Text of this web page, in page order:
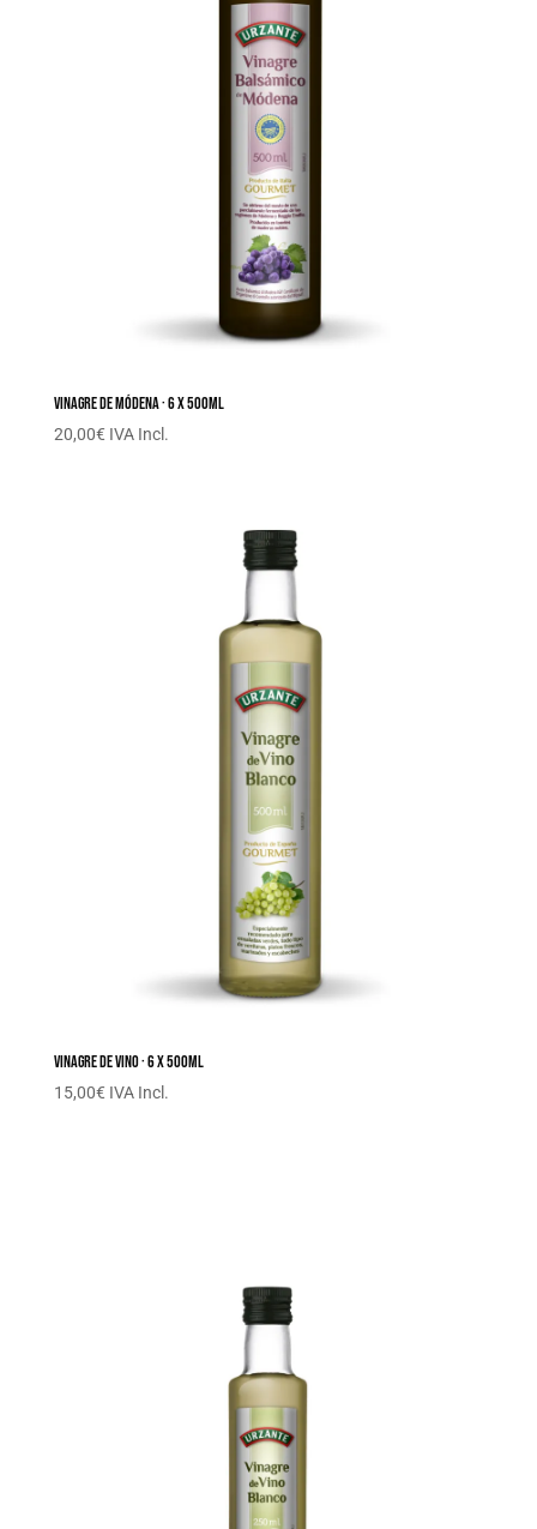
Vinagre de Módena · 6 x 500ML
20,00€ IVA Incl.
Vinagre de Vino · 6 x 500ML
15,00€ IVA Incl.